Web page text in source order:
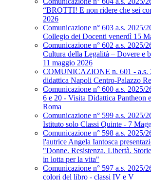
“BROTTI! E non ridere che sei
2026
Comunicazione n° 603 a.s. 2025/
Collegio dei Docenti venerdì 15
Comunicazione n° 602 a.s. 2025/
Cultura della Legalità – Dovere e
11 maggio 2026
COMUNICAZIONE n. 601 - a.s.
didattica Napoli Centro-Palazzo
Comunicazione n° 600 a.s. 2025/
6 e 20 - Visita Didattica Pantheon
Roma
Comunicazione n° 599 a.s. 2025/
Istituto solo Classi Quinte - 7
Comunicazione n° 598 a.s. 2025/
l'autrice Angela Iantosca
"Donne. Resistenza. Libertà.
in lotta per la vita"
Comunicazione n° 597 a.s. 2025/
colori del libro - classi IV e V